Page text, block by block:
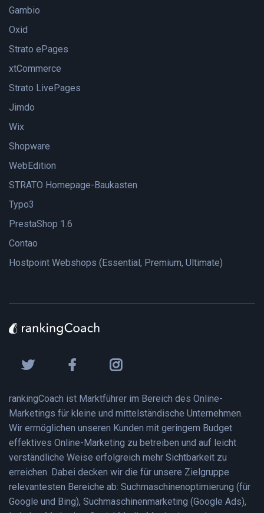
Gambio
Oxid
Strato ePages
xtCommerce
Strato LivePages
Jimdo
Wix
Shopware
WebEdition
STRATO Homepage-Baukasten
Typo3
PrestaShop 1.6
Contao
Hostpoint Webshops (Essential, Premium, Ultimate)
rankingCoach ist Marktführer im Bereich des Online-
Marketings für kleine und mittelständische Unternehmen.
Wir ermöglichen unseren Kunden mit geringem Budget
effektives Online-Marketing zu betreiben und auf leicht
verständliche Weise erfolgreich mehr Sichtbarkeit zu
erreichen. Dabei decken wir die für unsere Zielgruppe
relevantesten Bereiche ab: Suchmaschinenoptimierung (für
Google und Bing), Suchmaschinenmarketing (Google Ads),